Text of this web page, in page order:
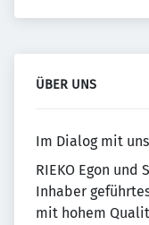
ÜBER UNS
Im Dialog mit
RIEKO Egon und
Inhaber
mit hohem